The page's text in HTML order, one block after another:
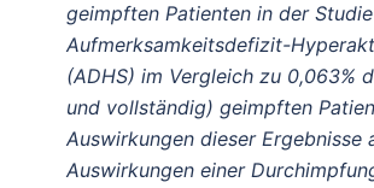
geimpften Patienten in der
Aufmerksamkeitsdefizit-
(ADHS) im Vergleich zu 0,063%
und vollständig) geimpften
Auswirkungen dieser
Auswirkungen einer